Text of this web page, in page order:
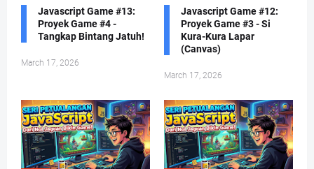
Javascript Game #13:
Proyek Game #4 -
Tangkap Bintang Jatuh!
March 17, 2026
Javascript Game #12:
Proyek Game #3 - Si
Kura-Kura Lapar
(Canvas)
March 17, 2026